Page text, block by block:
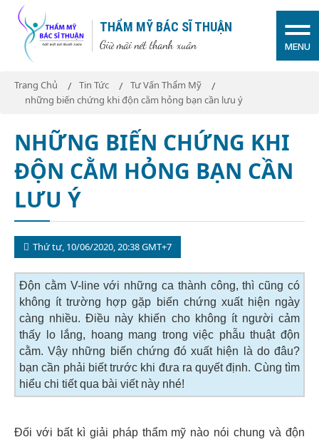
THẨM MỸ BÁC SĨ THUẬN
Giữ mãi nét thanh xuân MENU
Trang Chủ Tin Tức
Tư Vấn Thẩm Mỹ
những biến chứng khi độn cằm hỏng bạn cần lưu ý
NHỮNG BIẾN CHỨNG KHI
ĐỘN CẰM HỎNG BẠN CẦN
LƯU Ý
Thứ tư, 10/06/2020, 20:38 GMT+7
Độn cằm V-line với những ca thành công, thì cũng có
không ít trường hợp gặp biến chứng xuất hiện ngày
càng nhiều. Điều này khiến cho không ít người cảm
thấy lo lắng, hoang mang trong việc phẫu thuật độn
cằm. Vậy những biến chứng đó xuất hiện là do đâu?
bạn cần phải biết trước khi đưa ra quyết định. Cùng tìm
hiểu chi tiết qua bài viết này nhé!
Đối với bất kì giải pháp thẩm mỹ nào nói chung và độn